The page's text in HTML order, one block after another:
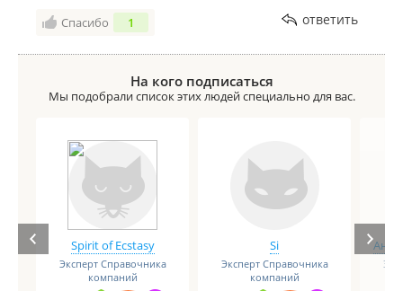
Спасибо 1 ответить
На кого подписаться
Мы подобрали список этих людей специально для вас.
Spirit of Ecstasy
Эксперт Справочника
компаний
Si
Эксперт Справочника
компаний